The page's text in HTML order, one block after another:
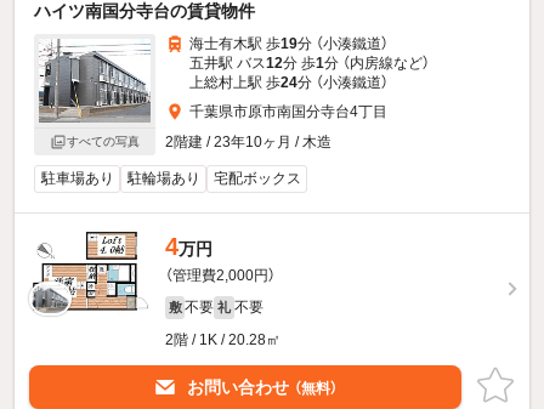
ハイツ南国分寺台の賃貸物件
すべての写真
海士有木駅 歩19分 （小湊鐵道）
五井駅 バス12分 歩1分 （内房線など）
上総村上駅 歩24分 （小湊鐵道）
千葉県市原市南国分寺台4丁目
2階建 / 23年10ヶ月 / 木造
駐車場あり 駐輪場あり 宅配ボックス
4万円
（管理費2,000円）
敷 不要 礼 不要
2階 / 1K / 20.28㎡
お問い合わせ （無料）